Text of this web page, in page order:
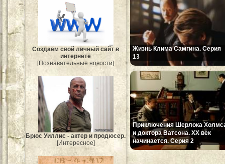
Создаём свой личный сайт в
интернете
[Познавательные новости]
Брюс Уиллис - актер и продюсер.
[Интересное]
Жизнь Клима Самгина. Серия
13
Приключения Шерлока
и доктора Ватсона. ХХ век
начинается. Серия 2